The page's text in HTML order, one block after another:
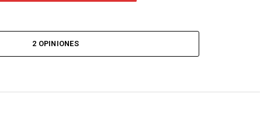
2 OPINIONES